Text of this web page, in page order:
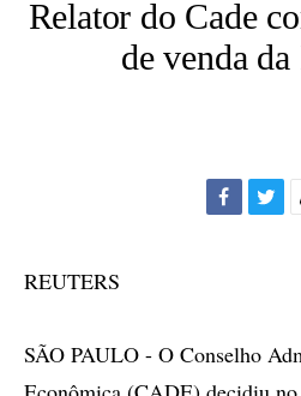
Relator do Cade
de venda
REUTERS
SÃO PAULO - O Conselho